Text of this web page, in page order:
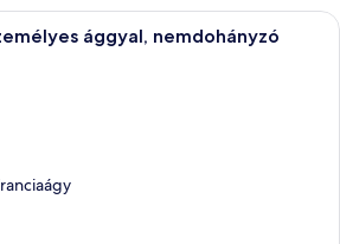
Egy szállodai szoba, amelyben egy
ággyal, nemdohányzó